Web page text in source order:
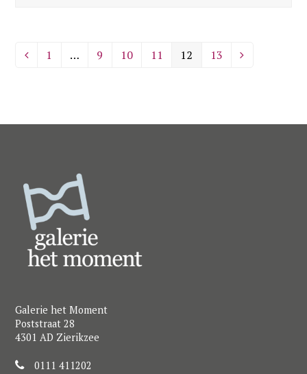
VorigePage
1 … Page
9 Page
10 Page
11 Page
12 Page
13 Volgende
Galerie het Moment
Poststraat 28
4301 AD Zierikzee
0111 411202